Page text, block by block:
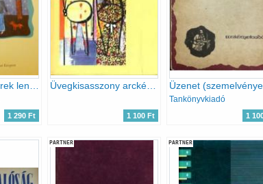
1 290 Ft 1 100 Ft
Tankönyvkiadó
1
PARTNER PARTNER